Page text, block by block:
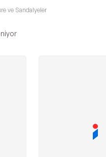
ve Sandalyeler